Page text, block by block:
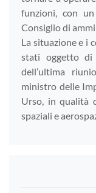
funzioni, con
Consiglio di
La situazione e i
stati oggetto di
dell’ultima
ministro delle
Urso, in qualità
spaziali e